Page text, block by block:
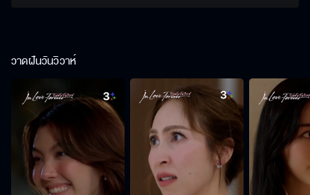
วาดฝันวันวิวาห์